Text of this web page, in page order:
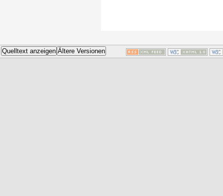
Quelltext anzeigen Ältere Versionen